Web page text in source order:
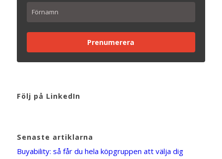
Prenumerera
Följ på LinkedIn
Senaste artiklarna
Buyability: så får du hela köpgruppen att välja dig